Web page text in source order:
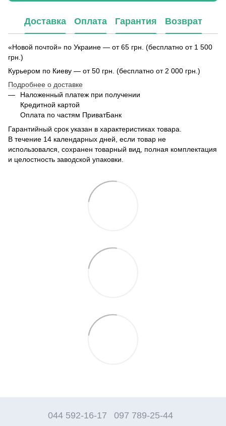
Доставка Оплата Гарантия Возврат
«Новой почтой» по Украине — от 65 грн. (бесплатно от 1 500
грн.)
Курьером по Киеву — от 50 грн. (бесплатно от 2 000 грн.)
Подробнее о доставке
Наложенный платеж при получении
Кредитной картой
Оплата по частям ПриватБанк
Гарантийный срок указан в характеристиках товара.
В течение 14 календарных дней, если товар не
использовался, сохранен товарный вид, полная комплектация
и целостность заводской упаковки.
044 592-16-17 097 789-25-44